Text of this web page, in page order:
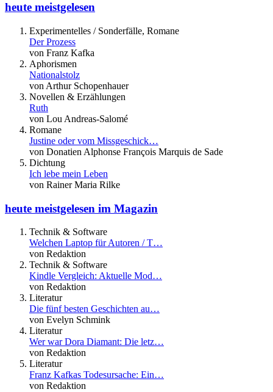
heute meistgelesen
Experimentelles / Sonderfälle, Romane
Der Prozess
von Franz Kafka
Aphorismen
Nationalstolz
von Arthur Schopenhauer
Novellen & Erzählungen
Ruth
von Lou Andreas-Salomé
Romane
Justine oder vom Missgeschick…
von Donatien Alphonse François Marquis de Sade
Dichtung
Ich lebe mein Leben
von Rainer Maria Rilke
heute meistgelesen im Magazin
Technik & Software
Welchen Laptop für Autoren / T…
von Redaktion
Technik & Software
Kindle Vergleich: Aktuelle Mod…
von Redaktion
Literatur
Die fünf besten Geschichten au…
von Evelyn Schmink
Literatur
Wer war Dora Diamant: Die letz…
von Redaktion
Literatur
Franz Kafkas Todesursache: Ein…
von Redaktion